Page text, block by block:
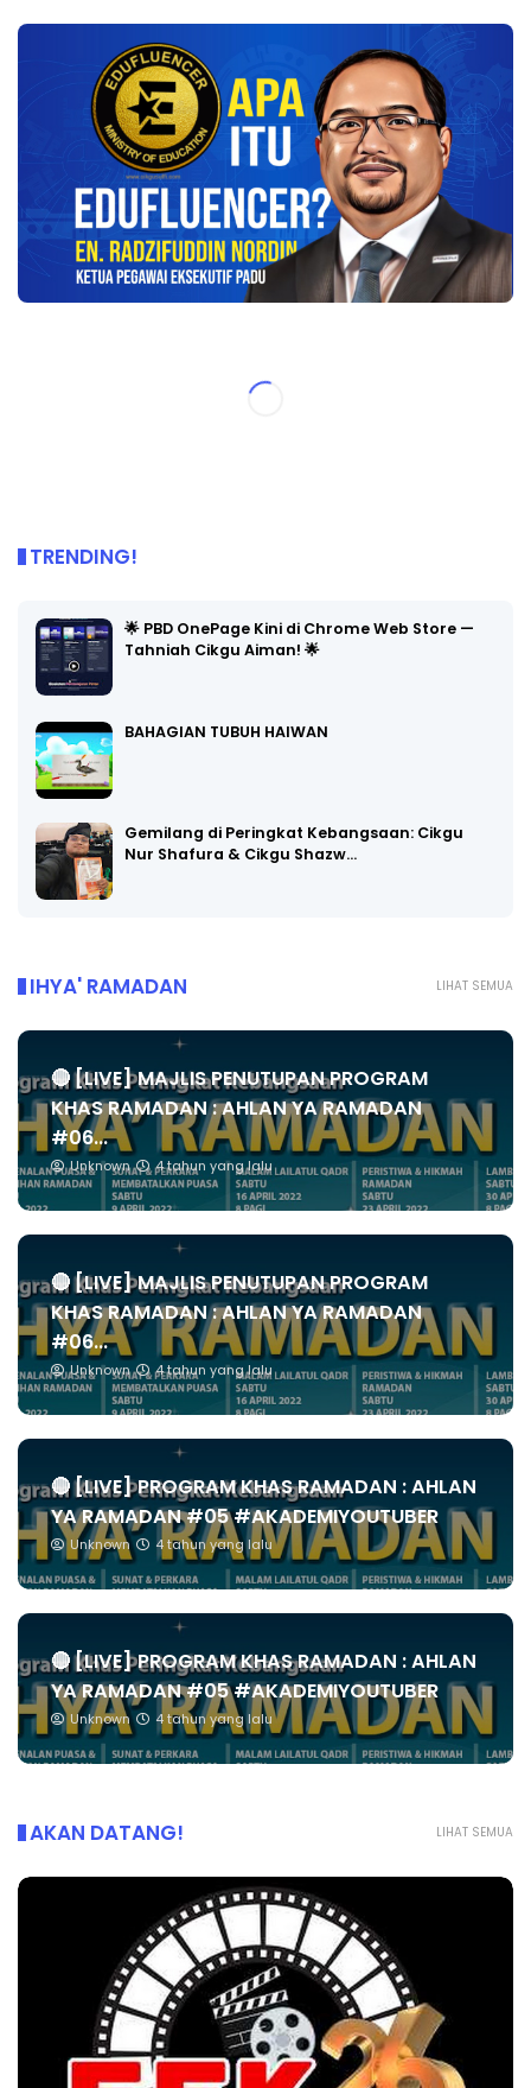
TRENDING!
🌟 PBD OnePage Kini di Chrome Web Store —
Tahniah Cikgu Aiman! 🌟
BAHAGIAN TUBUH HAIWAN
Gemilang di Peringkat Kebangsaan: Cikgu
Nur Shafura & Cikgu Shazw…
LIHAT SEMUA
IHYA' RAMADAN
🔴 [LIVE] MAJLIS PENUTUPAN PROGRAM
KHAS RAMADAN : AHLAN YA RAMADAN
#06...
Unknown 4 tahun yang lalu
🔴 [LIVE] MAJLIS PENUTUPAN PROGRAM
KHAS RAMADAN : AHLAN YA RAMADAN
#06...
Unknown 4 tahun yang lalu
🔴 [LIVE] PROGRAM KHAS RAMADAN : AHLAN
YA RAMADAN #05 #AKADEMIYOUTUBER
Unknown 4 tahun yang lalu
🔴 [LIVE] PROGRAM KHAS RAMADAN : AHLAN
YA RAMADAN #05 #AKADEMIYOUTUBER
Unknown 4 tahun yang lalu
LIHAT SEMUA
AKAN DATANG!